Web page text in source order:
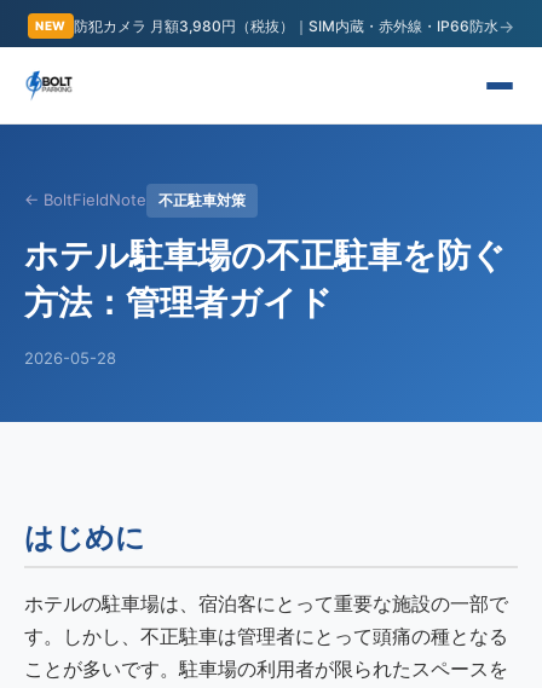
NEW 防犯カメラ 月額3,980円（税抜）｜SIM内蔵・赤外線・IP66防水→
← BoltFieldNote 不正駐車対策
ホテル駐車場の不正駐車を防ぐ
方法：管理者ガイド
2026-05-28
はじめに
ホテルの駐車場は、宿泊客にとって重要な施設の一部で
す。しかし、不正駐車は管理者にとって頭痛の種となる
ことが多いです。駐車場の利用者が限られたスペースを